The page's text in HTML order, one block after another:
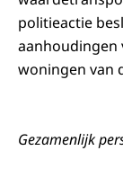
politieactie
aanhoudingen
woningen van
Gezamenlijk